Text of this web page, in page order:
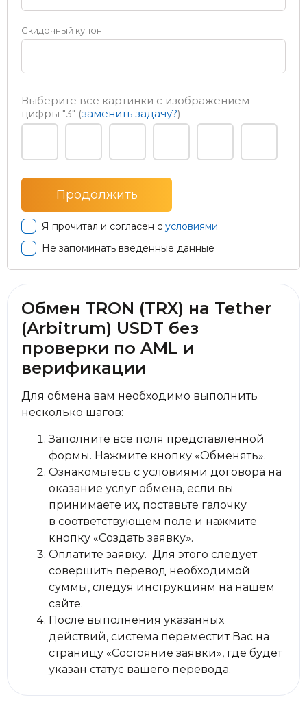
Скидочный купон:
Выберите все картинки с изображением
цифры "3" (заменить задачу?)
Я прочитал и согласен с условиями
Не запоминать введенные данные
Обмен TRON (TRX) на Tether
(Arbitrum) USDT без
проверки по AML и
верификации
Для обмена вам необходимо выполнить
несколько шагов:
Заполните все поля представленной
формы. Нажмите кнопку «Обменять».
Ознакомьтесь с условиями договора на
оказание услуг обмена, если вы
принимаете их, поставьте галочку
в соответствующем поле и нажмите
кнопку «Создать заявку».
Оплатите заявку. Для этого следует
совершить перевод необходимой
суммы, следуя инструкциям на нашем
сайте.
После выполнения указанных
действий, система переместит Вас на
страницу «Состояние заявки», где будет
указан статус вашего перевода.